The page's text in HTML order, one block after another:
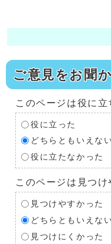
ご意見をお聞
このページは役に立
役に立った
どちらともいえな
役に立たなかった
このページは見つけ
見つけやすかった
どちらともいえな
見つけにくかった